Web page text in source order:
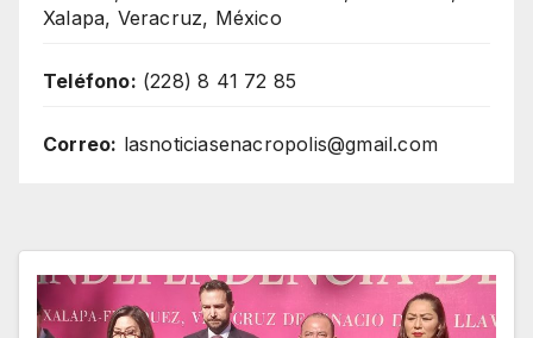
Xalapa, Veracruz, México
Teléfono: (228) 8 41 72 85
Correo: lasnoticiasenacropolis@gmail.com